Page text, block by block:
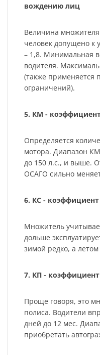
вождению лиц
Величина множителя
человек допущено к
– 1,8. Минимальная
водителя.
(также
ограничений).
5. КМ -
Определяется
мотора. Диапазон
до 150 л.с., и выше.
ОСАГО сильно
6. КС - коэффициент
Множитель
дольше
зимой редко, а
7. КП -
Проще говоря, это
полиса. Водители
дней до 12 мес.
приобретать